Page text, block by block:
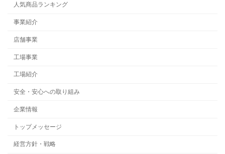
人気商品ランキング
事業紹介
店舗事業
工場事業
工場紹介
安全・安心への取り組み
企業情報
トップメッセージ
経営方針・戦略